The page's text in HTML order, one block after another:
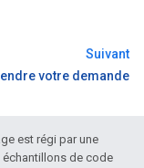
Suivant
votre demande
est régi par une
échantillons de code